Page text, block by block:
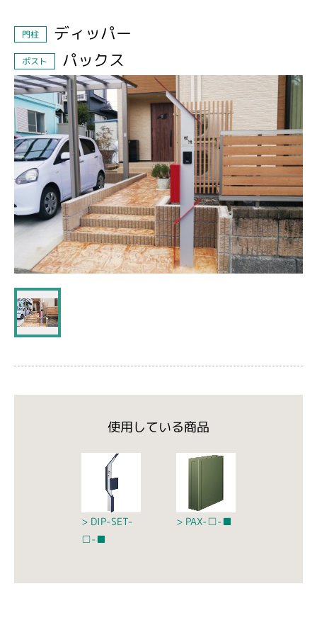
門柱 ディッパー
ポスト パックス
使用している商品
DIP-SET-
□-■
PAX-□-■